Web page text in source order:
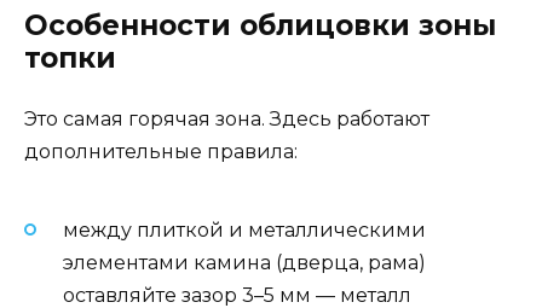
Особенности облицовки зоны
топки
Это самая горячая зона. Здесь работают
дополнительные правила:
между плиткой и металлическими
элементами камина (дверца, рама)
оставляйте зазор 3–5 мм — металл